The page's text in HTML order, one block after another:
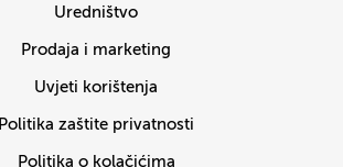
Uredništvo
Prodaja i marketing
Uvjeti korištenja
Politika zaštite privatnosti
Politika o kolačićima